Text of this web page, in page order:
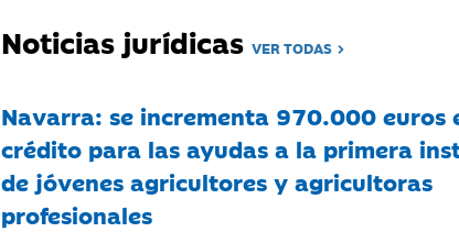
Noticias jurídicasVER TODAS
Navarra: se incrementa 970.000 euros
crédito para las ayudas a la primera
de jóvenes agricultores y agricultoras
profesionales